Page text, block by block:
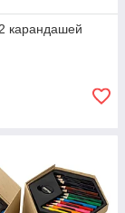
карандашей